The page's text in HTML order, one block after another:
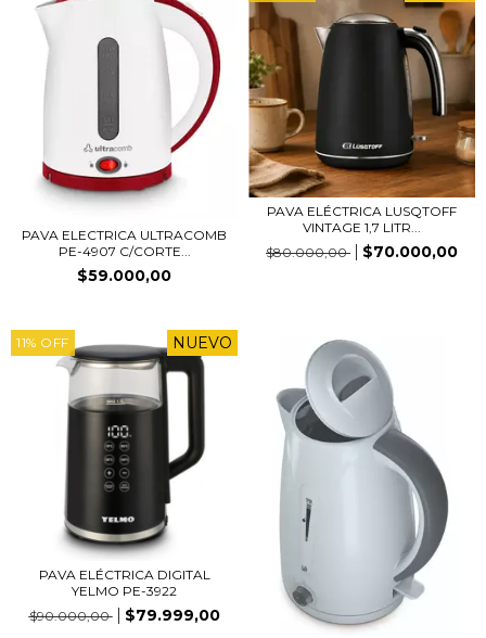
PAVA ELECTRICA ULTRACOMB
PE-4907 C/CORTE...
$59.000,00
PAVA ELÉCTRICA LUSQTOFF
VINTAGE 1,7 LITR...
$80.000,00
$70.000,00
11% OFF NUEVO
PAVA ELÉCTRICA DIGITAL
YELMO PE-3922
$90.000,00
$79.999,00